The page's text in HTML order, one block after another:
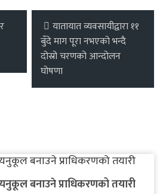
यातायात व्यवसायीद्वारा ११
बुँदे माग पूरा नभएको भन्दै
दोस्रो चरणको आन्दोलन
घोषणा
बनाउने प्राधिकरणको तयारी